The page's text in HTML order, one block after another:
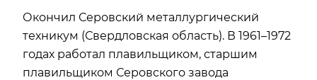
Окончил Серовский металлургический
техникум (Свердловская область). В 1961–1972
годах работал плавильщиком, старшим
плавильщиком Серовского завода